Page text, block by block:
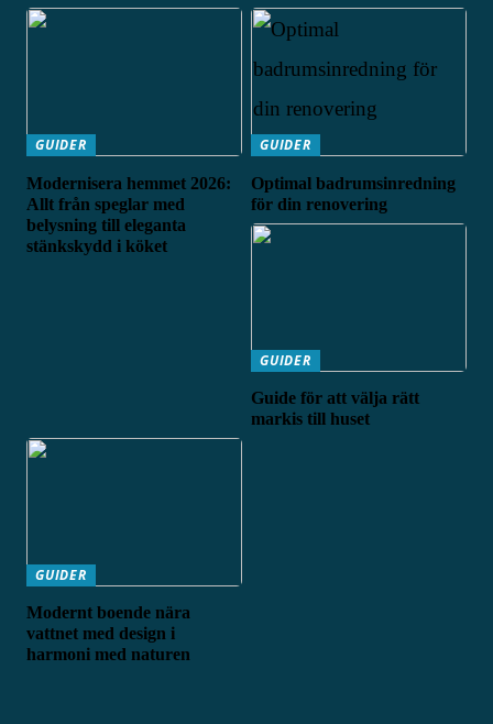
GUIDER
Modernisera hemmet 2026:
Allt från speglar med
belysning till eleganta
stänkskydd i köket
GUIDER
Optimal badrumsinredning
för din renovering
GUIDER
Guide för att välja rätt
markis till huset
GUIDER
Modernt boende nära
vattnet med design i
harmoni med naturen